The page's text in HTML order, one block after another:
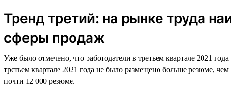
Тренд третий: на рынке труда
сферы продаж
Уже было отмечено, что работодатели в третьем квартале 2021
третьем квартале 2021 года не было размещено больше резюме,
почти 12 000 резюме.